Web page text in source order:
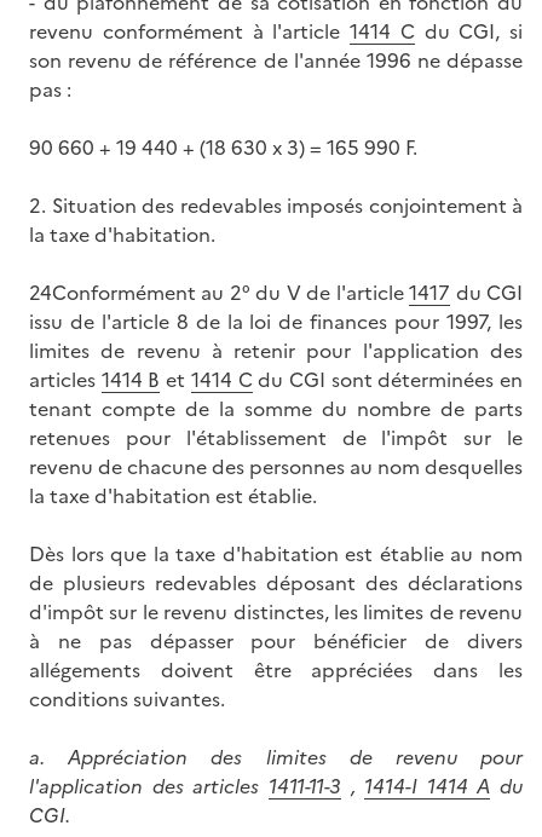
revenu conformément à l'article 1414 Cdu CGI, si
son revenu de référence de l'année 1996 ne dépasse
pas :
90 660 + 19 440 + (18 630 x 3) = 165 990 F.
2. Situation des redevables imposés conjointement à
la taxe d'habitation.
24Conformément au 2° du V de l'article1417 du CGI
issu de l'article 8 de la loi de finances pour 1997, les
limites de revenu à retenir pour l'application des
articles 1414 B et 1414 Cdu CGI sont déterminées en
tenant compte de la somme du nombre de parts
retenues pour l'établissement de l'impôt sur le
revenu de chacune des personnes au nom desquelles
la taxe d'habitation est établie.
Dès lors que la taxe d'habitation est établie au nom
de plusieurs redevables déposant des déclarations
d'impôt sur le revenu distinctes, les limites de revenu
à ne pas dépasser pour bénéficier de divers
allégements doivent être appréciées dans les
conditions suivantes.
a.
Appréciation des limites de revenu pour
l'application des articles 1411-11-3 , 1414-I 1414 A du
CGI.